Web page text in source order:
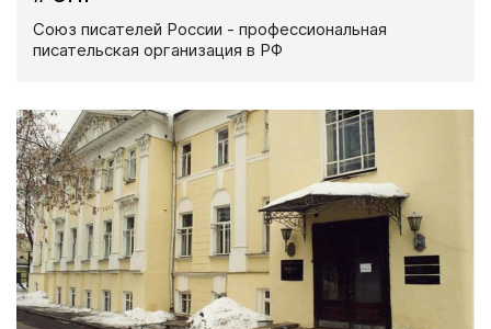
Союз писателей России - профессиональная
писательская организация в РФ